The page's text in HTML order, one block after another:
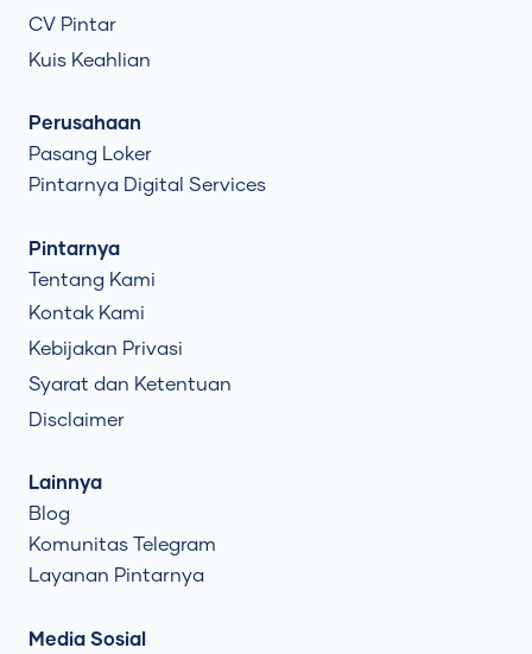
CV Pintar
Kuis Keahlian
Perusahaan
Pasang Loker
Pintarnya Digital Services
Pintarnya
Tentang Kami
Kontak Kami
Kebijakan Privasi
Syarat dan Ketentuan
Disclaimer
Lainnya
Blog
Komunitas Telegram
Layanan Pintarnya
Media Sosial